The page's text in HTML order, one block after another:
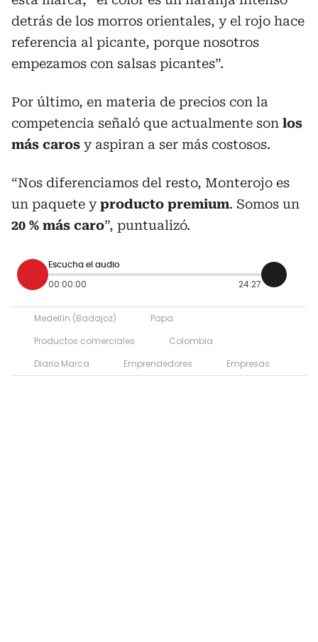
detrás de los morros orientales, y el rojo hace
referencia al picante, porque nosotros
empezamos con salsas picantes”.
Por último, en materia de precios con la
competencia señaló que actualmente son los
más caros y aspiran a ser más costosos.
“Nos diferenciamos del resto, Monterojo es
un paquete yproducto premium. Somos un
20 % más caro”, puntualizó.
Escucha el audio
00:00:00 24:27
Medellín (Badajoz)
Papa
Productos comerciales
Colombia
Diario Marca
Emprendedores Empresas